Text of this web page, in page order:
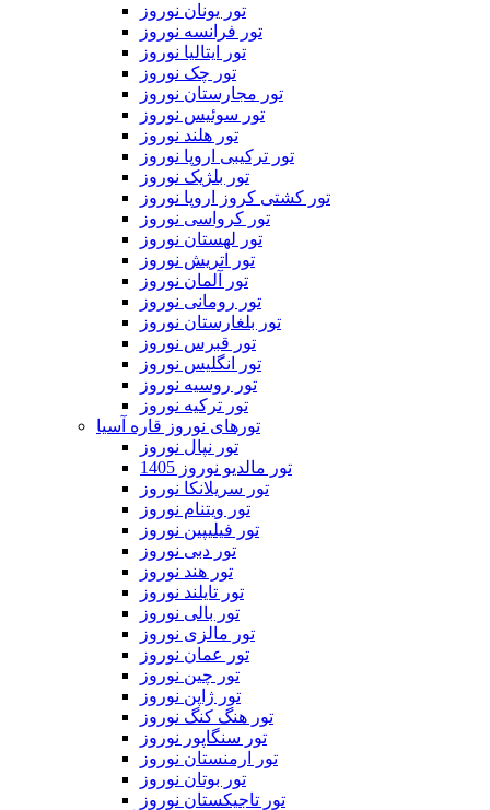
تور یونان نوروز
تور فرانسه نوروز
تور ایتالیا نوروز
تور چک نوروز
تور مجارستان نوروز
تور سوئیس نوروز
تور هلند نوروز
تور ترکیبی اروپا نوروز
تور بلژیک نوروز
تور کشتی کروز اروپا نوروز
تور کرواسی نوروز
تور لهستان نوروز
تور اتریش نوروز
تور آلمان نوروز
تور رومانی نوروز
تور بلغارستان نوروز
تور قبرس نوروز
تور انگلیس نوروز
تور روسیه نوروز
تور ترکیه نوروز
تورهای نوروز قاره آسیا
تور نپال نوروز
تور مالدیو نوروز 1405
تور سریلانکا نوروز
تور ویتنام نوروز
تور فیلیپین نوروز
تور دبی نوروز
تور هند نوروز
تور تایلند نوروز
تور بالی نوروز
تور مالزی نوروز
تور عمان نوروز
تور چین نوروز
تور ژاپن نوروز
تور هنگ کنگ نوروز
تور سنگاپور نوروز
تور ارمنستان نوروز
تور بوتان نوروز
تور تاجیکستان نوروز